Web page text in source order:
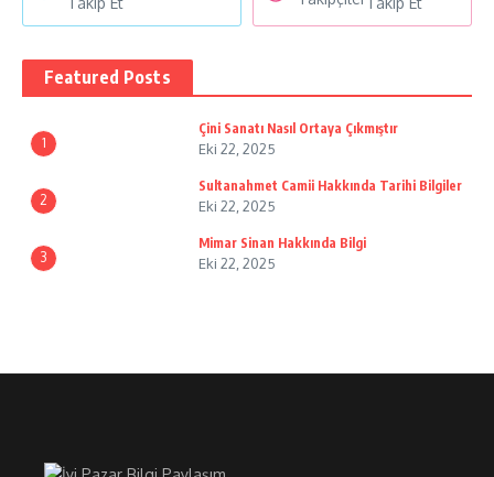
Featured Posts
1
Çini Sanatı Nasıl Ortaya Çıkmıştır
Eki 22, 2025
2
Sultanahmet Camii Hakkında Tarihi Bilgiler
Eki 22, 2025
3
Mimar Sinan Hakkında Bilgi
Eki 22, 2025